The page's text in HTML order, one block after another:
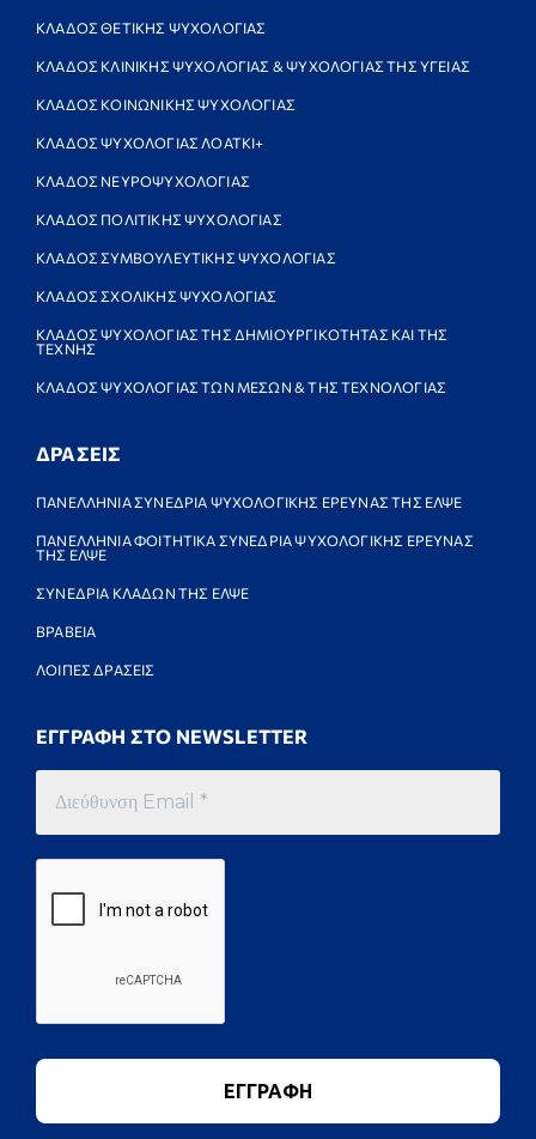
ΚΛΑΔΟΣ ΘΕΤΙΚΗΣ ΨΥΧΟΛΟΓΙΑΣ
ΚΛΑΔΟΣ ΚΛΙΝΙΚΗΣ ΨΥΧΟΛΟΓΙΑΣ & ΨΥΧΟΛΟΓΙΑΣ ΤΗΣ ΥΓΕΙΑΣ
ΚΛΑΔΟΣ ΚΟΙΝΩΝΙΚΗΣ ΨΥΧΟΛΟΓΙΑΣ
ΚΛΑΔΟΣ ΨΥΧΟΛΟΓΙΑΣ ΛΟΑΤΚΙ+
ΚΛΑΔΟΣ ΝΕΥΡΟΨΥΧΟΛΟΓΙΑΣ
ΚΛΑΔΟΣ ΠΟΛΙΤΙΚΗΣ ΨΥΧΟΛΟΓΙΑΣ
ΚΛΑΔΟΣ ΣΥΜΒΟΥΛΕΥΤΙΚΗΣ ΨΥΧΟΛΟΓΙΑΣ
ΚΛΑΔΟΣ ΣΧΟΛΙΚΗΣ ΨΥΧΟΛΟΓΙΑΣ
ΚΛΑΔΟΣ ΨΥΧΟΛΟΓΙΑΣ ΤΗΣ ΔΗΜΙΟΥΡΓΙΚΟΤΗΤΑΣ ΚΑΙ ΤΗΣ
ΤΕΧΝΗΣ
ΚΛΑΔΟΣ ΨΥΧΟΛΟΓΙΑΣ ΤΩΝ ΜΕΣΩΝ & ΤΗΣ ΤΕΧΝΟΛΟΓΙΑΣ
ΔΡΑΣΕΙΣ
ΠΑΝΕΛΛΗΝΙΑ ΣΥΝΕΔΡΙΑ ΨΥΧΟΛΟΓΙΚΗΣ ΕΡΕΥΝΑΣ ΤΗΣ ΕΛΨΕ
ΠΑΝΕΛΛΗΝΙΑ ΦΟΙΤΗΤΙΚΑ ΣΥΝΕΔΡΙΑ ΨΥΧΟΛΟΓΙΚΗΣ ΕΡΕΥΝΑΣ
ΤΗΣ ΕΛΨΕ
ΣΥΝΕΔΡΙΑ ΚΛΑΔΩΝ ΤΗΣ ΕΛΨΕ
ΒΡΑΒΕΙΑ
ΛΟΙΠΕΣ ΔΡΑΣΕΙΣ
ΕΓΓΡΑΦΗ ΣΤΟ NEWSLETTER